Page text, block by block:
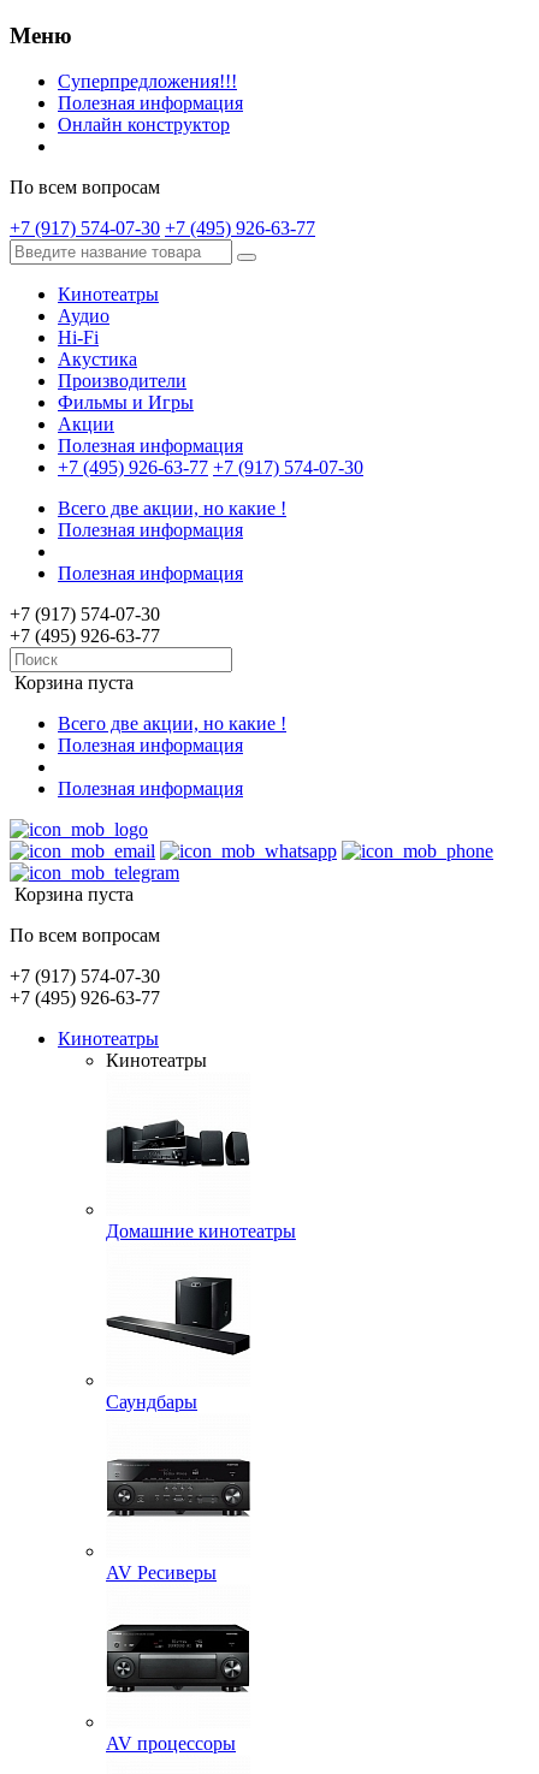
Меню
Суперпредложения!!!
Полезная информация
Онлайн конструктор
По всем вопросам
+7 (917) 574-07-30 +7 (495) 926-63-77
Кинотеатры
Аудио
Hi-Fi
Акустика
Производители
Фильмы и Игры
Акции
Полезная информация
+7 (495) 926-63-77 +7 (917) 574-07-30
Всего две акции, но какие !
Полезная информация
Полезная информация
+7 (917) 574-07-30
+7 (495) 926-63-77
Корзина пуста
Всего две акции, но какие !
Полезная информация
Полезная информация
Корзина пуста
По всем вопросам
+7 (917) 574-07-30
+7 (495) 926-63-77
Кинотеатры
Кинотеатры
Домашние кинотеатры
Саундбары
AV Ресиверы
AV процессоры